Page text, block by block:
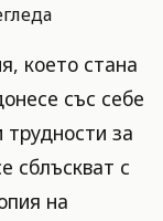
което стана
със себе
за
сблъскват с
на